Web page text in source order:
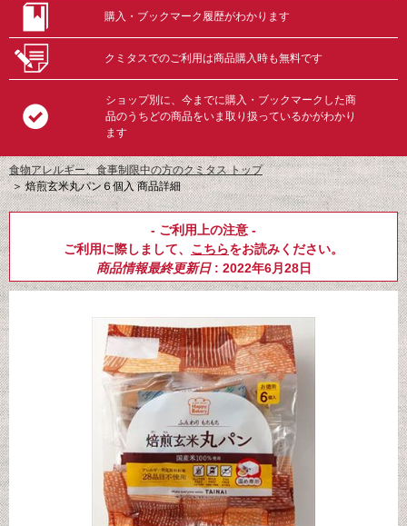
購入・ブックマーク履歴がわかります
クミタスでのご利用は商品購入時も無料です
ショップ別に、今までに購入・ブックマークした商
品のうちどの商品をいま取り扱っているかがわかり
ます
食物アレルギー、食事制限中の方のクミタス トップ
＞焙煎玄米丸パン６個入 商品詳細
- ご利用上の注意 -
ご利用に際しまして、 こちらをお読みください。
商品情報最終更新日: 2022年6月28日